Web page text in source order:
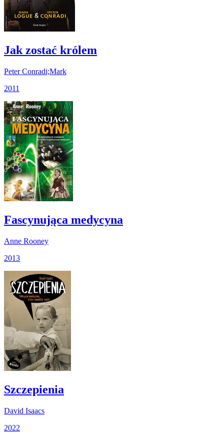
Jak zostać królem
Peter Conradi;Mark
2011
Fascynująca medycyna
Anne Rooney
2013
Szczepienia
David Isaacs
2022